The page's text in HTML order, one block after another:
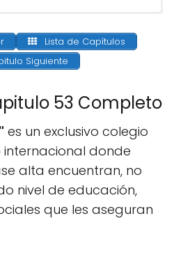
Lista de Capítulos
Siguiente
53 Completo
es un exclusivo colegio
donde
alta encuentran, no
nivel de educación,
que les aseguran